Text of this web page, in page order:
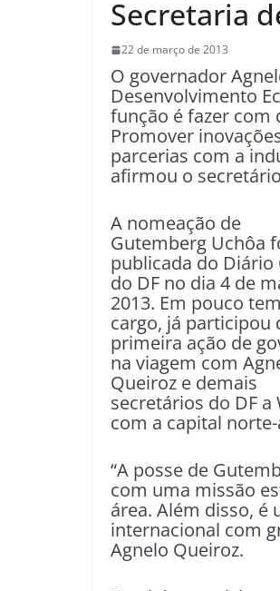
Secretaria
22 de março de 2013
O governador
Desenvolvimento
função é fazer com
Promover
parcerias com a
afirmou o
A nomeação de
Gutemberg Uchôa
publicada do Diário
do DF no dia 4 de
2013. Em pouco
cargo, já participou
primeira ação de
na viagem com
Queiroz e demais
secretários do DF
com a capital
“A posse de
com uma missão
área. Além disso,
internacional com
Agnelo Queiroz.